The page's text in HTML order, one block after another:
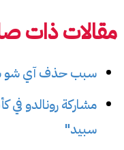
مقالات ذات
سبب حذف آي شو
مشاركة رونالدو
سبيد"